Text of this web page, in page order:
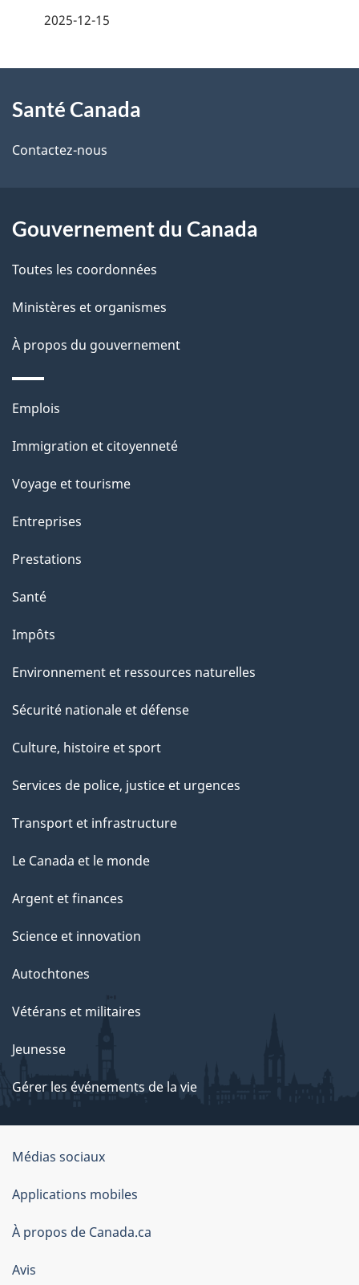
i
l
d
e
p
a
2025-12-15
propos
de
site
Santé Canada
Contactez-nous
Gouvernement du Canada
Toutes les coordonnées
Ministères et organismes
À propos du gouvernement
Thèmes
sujets
Emplois
Immigration et citoyenneté
Voyage et tourisme
Entreprises
Prestations
Santé
Impôts
Environnement et ressources naturelles
Sécurité nationale et défense
Culture, histoire et sport
Services de police, justice et urgences
Transport et infrastructure
Le Canada et le monde
Argent et finances
Science et innovation
Autochtones
Vétérans et militaires
Jeunesse
Gérer les événements de la vie
Organisation
du
gouvernement
du
Canada
Médias sociaux
Applications mobiles
À propos de Canada.ca
Avis